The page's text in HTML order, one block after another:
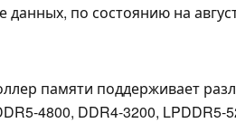
по состоянию на
памяти поддерживает
4800, DDR4-3200, LPDDR5-